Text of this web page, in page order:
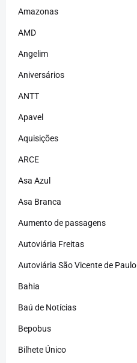
Amazonas
AMD
Angelim
Aniversários
ANTT
Apavel
Aquisições
ARCE
Asa Azul
Asa Branca
Aumento de passagens
Autoviária Freitas
Autoviária São Vicente de Paulo
Bahia
Baú de Notícias
Bepobus
Bilhete Único